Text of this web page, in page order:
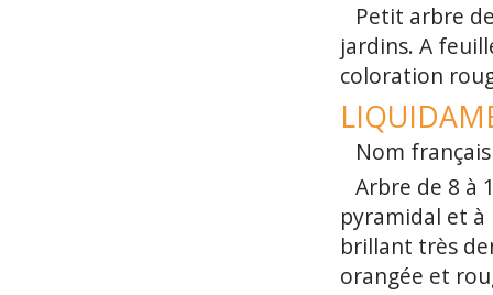
Petit arbre
jardins. A
coloration
Nom
Arbre de 8 à
pyramidal et à
brillant très
orangée et